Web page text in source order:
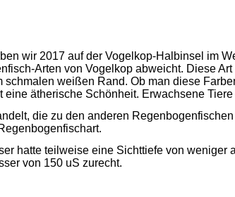
wir 2017 auf der Vogelkop-Halbinsel im
Arten von Vogelkop abweicht. Diese
schmalen weißen Rand. Ob man diese
ätherische Schönheit. Erwachsene
die zu den anderen
hatte teilweise eine Sichttiefe von weniger
von 150 uS zurecht.